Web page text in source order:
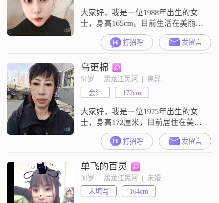
点##3002
大家好，我是一位1988年出生的女
士，身高165cm，目前生活在美丽的
黑河##3002##我的月收入在5001到
8000元之间，虽然不是很高，但足
以让我过上自己想要的生活
##3002##我学历不高，只有高中及
以下，但我相信，生活中的智慧和
能力并不完全取决于学历##3002##
我非常注重生活的品质，喜欢精致
的生活方式，无
打招呼 发留言
乌更棉
51岁  |  黑龙江黑河  |  离异
会计
172cm
大家好，我是一位1975年出生的女
士，身高172厘米，目前居住在美丽
的黑河##3002##我拥有大学本科学
历，在一家不错的单位工作，每个
月的收入大概在3001到5000元之间
##3002##我性格独立自信，生活中
遇到问题总是能够积极面对，努力
寻找解决办法##3002##同时，我也
非常富有同理心，善于理解和感受
打招呼 发留言
单飞的百灵
30岁  |  黑龙江黑河  |  未婚
未填写
164cm